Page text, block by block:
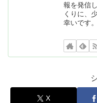
報を発信
くりに、
幸いです。
X